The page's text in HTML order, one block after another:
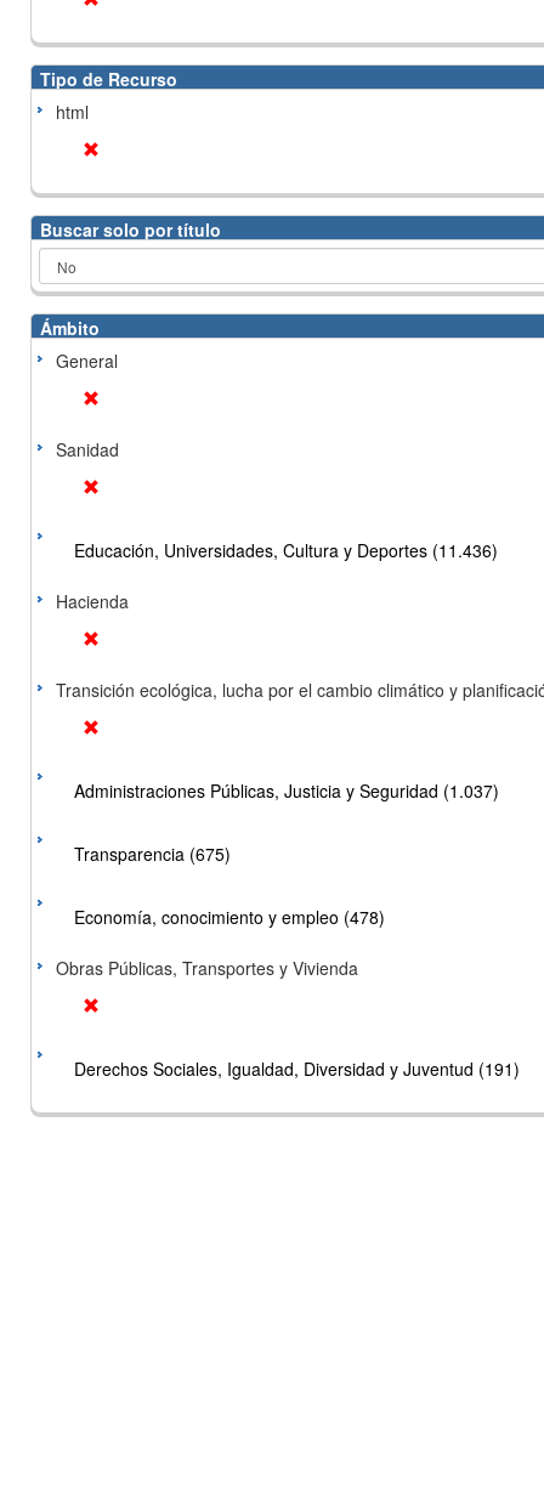
Tipo de Recurso
html
Buscar solo por título
Ámbito
General
Sanidad
Educación, Universidades, Cultura y Deportes (11.436)
Hacienda
Transición ecológica, lucha por el cambio climático y
Administraciones Públicas, Justicia y Seguridad (1.037)
Transparencia (675)
Economía, conocimiento y empleo (478)
Obras Públicas, Transportes y Vivienda
Derechos Sociales, Igualdad, Diversidad y Juventud (191)